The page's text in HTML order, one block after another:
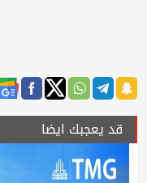
قد يعجبك ايضا